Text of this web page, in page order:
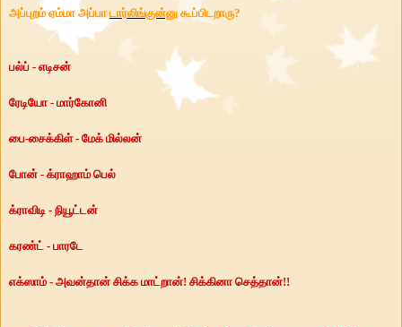
அப்புறம் ஏம்மா அப்பா டார்லிங்குன்னு கூப்பிடறாரு?
பல்ப் - எடிசன்
ரேடியோ - மார்கோனி
பை-சைக்கிள் - மேக் மில்லன்
போன் - க்ராஹாம் பெல்
க்ராவிடி - நியூட்டன்
கரண்ட் - பாரடே
எக்ஸாம் - அவன்தான் சிக்க மாட்றான்! சிக்கினா செத்தான்!!